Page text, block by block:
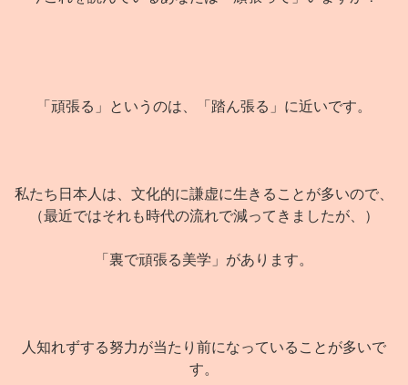
「頑張る」というのは、「踏ん張る」に近いです。
私たち日本人は、文化的に謙虚に生きることが多いので、
（最近ではそれも時代の流れで減ってきましたが、）
「裏で頑張る美学」があります。
人知れずする努力が当たり前になっていることが多いで
す。